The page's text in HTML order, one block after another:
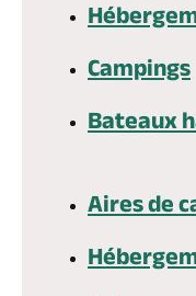
Brochures & Cartes Offices
Campings
Bateaux
Aires de